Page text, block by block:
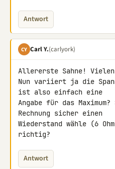
Antwort
CY Carl Y.(carlyork)
Allererste Sahne! Vielen
Nun variiert ja die
ist also einfach eine
Angabe für das
Rechnung sicher einen
Wiederstand wähle (6
richtig?
Antwort